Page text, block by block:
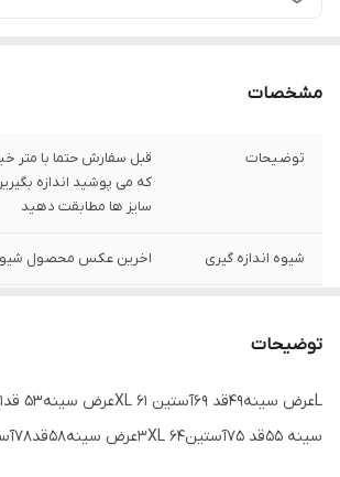
مشخصات
توضیحات
قبل سفارش حتما با متر
که می پوشید اندازه
سایز ها مطابقت دهید
شیوه اندازه گیری اخرین عکس محصول
آستین 63 سانت ، طول لباس 76 سانت
توضیحات
سینه 55قد 75آستین64 3XLعرض سینه58قد78آستین 66